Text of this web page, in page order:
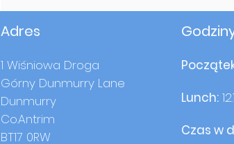
Adres
1 Wiśniowa Droga
Górny Dunmurry Lane
Dunmurry
Co.Antrim
BT17 0RW
Lunch:
Czas w